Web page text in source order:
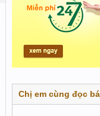
Chị em cùng đọc